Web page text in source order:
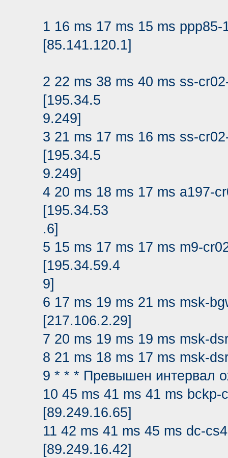
1 16 ms 17 ms 15 ms
[85.141.120.1]
2 22 ms 38 ms 40 ms ss-
[195.34.5
9.249]
3 21 ms 17 ms 16 ms ss-
[195.34.5
9.249]
4 20 ms 18 ms 17 ms a197-
[195.34.53
.6]
5 15 ms 17 ms 17 ms m9-
[195.34.59.4
9]
6 17 ms 19 ms 21 ms msk-
[217.106.2.29]
7 20 ms 19 ms 19 ms msk-
8 21 ms 18 ms 17 ms msk-
9 * * * Превышен интервал
10 45 ms 41 ms 41 ms
[89.249.16.65]
11 42 ms 41 ms 45 ms dc-
[89.249.16.42]